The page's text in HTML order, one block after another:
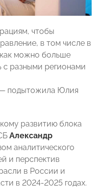
чтобы
в том числе в
можно больше
разными регионами
— подытожила Юлия
развитию блока
Александр
аналитического
и перспектив
в России и
в 2024-2025 годах.